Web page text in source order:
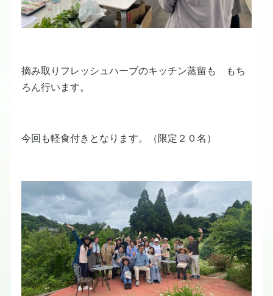
摘み取りフレッシュハーブのキッチン蒸留も もち
ろん行います。
今回も軽食付きとなります。（限定２０名）